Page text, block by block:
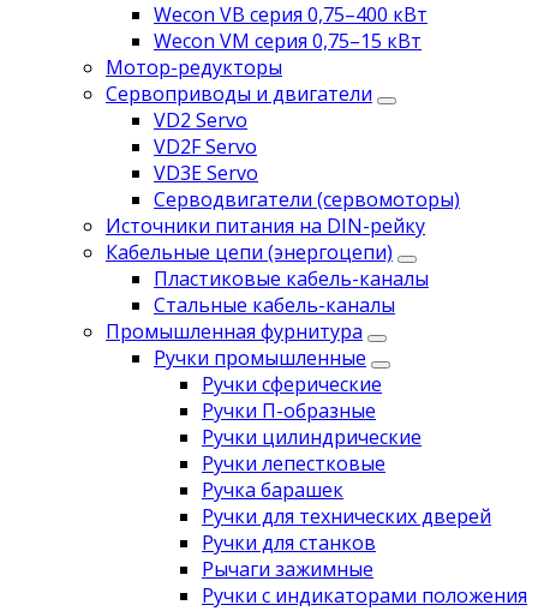
Wecon VB серия 0,75–400 кВт
Wecon VM серия 0,75–15 кВт
Мотор-редукторы
Сервоприводы и двигатели
VD2 Servo
VD2F Servo
VD3E Servo
Серводвигатели (сервомоторы)
Источники питания на DIN-рейку
Кабельные цепи (энергоцепи)
Пластиковые кабель-каналы
Стальные кабель-каналы
Промышленная фурнитура
Ручки промышленные
Ручки сферические
Ручки П-образные
Ручки цилиндрические
Ручки лепестковые
Ручка барашек
Ручки для технических дверей
Ручки для станков
Рычаги зажимные
Ручки с индикаторами положения